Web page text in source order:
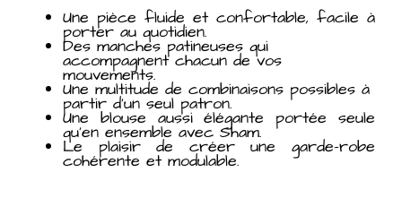
Une pièce fluide et confortable, facile à
porter au quotidien.
Des manches patineuses qui
accompagnent chacun de vos
mouvements.
Une multitude de combinaisons possibles à
partir d’un seul patron.
Une blouse aussi élégante portée seule
qu’en ensemble avec Sham.
Le plaisir de créer une garde-robe
cohérente et modulable.